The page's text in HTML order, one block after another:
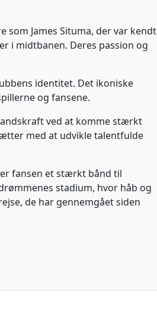
James Situma, der var kendt
i midtbanen. Deres passion og
identitet. Det ikoniske
og fansene.
ved at komme stærkt
med at udvikle talentfulde
fansen et stærkt bånd til
stadium, hvor håb og
de har gennemgået siden